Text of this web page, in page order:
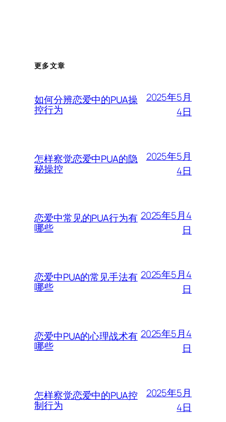
更多文章
如何分辨恋爱中的PUA操
控行为
2025年5月
4日
怎样察觉恋爱中PUA的隐
秘操控
2025年5月
4日
恋爱中常见的PUA行为有
哪些
2025年5月4
日
恋爱中PUA的常见手法有
哪些
2025年5月4
日
恋爱中PUA的心理战术有
哪些
2025年5月4
日
怎样察觉恋爱中的PUA控
制行为
2025年5月
4日